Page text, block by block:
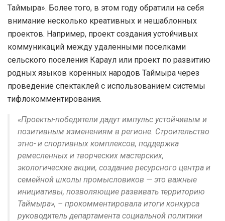
Таймыра». Более того, в этом году обратили на себя
внимание несколько креативных и нешаблонных
проектов. Например, проект создания устойчивых
коммуникаций между удаленными поселками
сельского поселения Караул или проект по развитию
родных языков коренных народов Таймыра через
проведение спектаклей с использованием системы
тифлокомментирования.
«Проекты-победители дадут импульс устойчивым и
позитивным изменениям в регионе. Строительство
этно- и спортивных комплексов, поддержка
ремесленных и творческих мастерских,
экологические акции, создание ресурсного центра и
семейной школы промысловиков — это важные
инициативы, позволяющие развивать территорию
Таймыра», – прокомментировала итоги конкурса
руководитель департамента социальной политики